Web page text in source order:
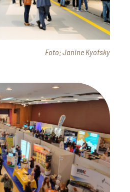
Foto: Janine Kyofsky